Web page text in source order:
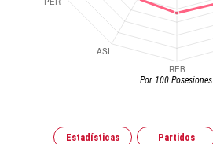
Por 100 Posesiones
Estadísticas Partidos